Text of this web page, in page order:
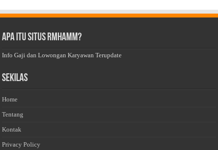
Apa Itu Situs Rmhamm?
Info Gaji dan Lowongan Karyawan Terupdate
Sekilas
Home
Tentang
Kontak
Privacy Policy